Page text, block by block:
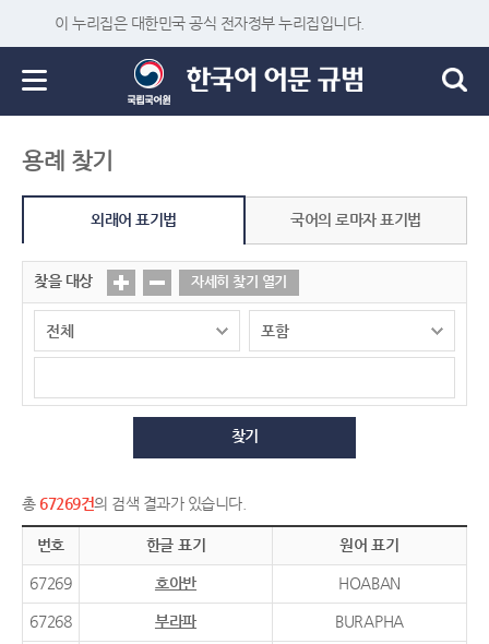
이 누리집은 대한민국 공식 전자정부 누리집입니다.
용례 찾기
외래어 표기법 국어의 로마자 표기법
찾을 대상 자세히 찾기 열기
찾기
총 67269건의 검색 결과가 있습니다.
번호 한글 표기 원어 표기
67269 호아반 HOABAN
67268 부라파 BURAPHA